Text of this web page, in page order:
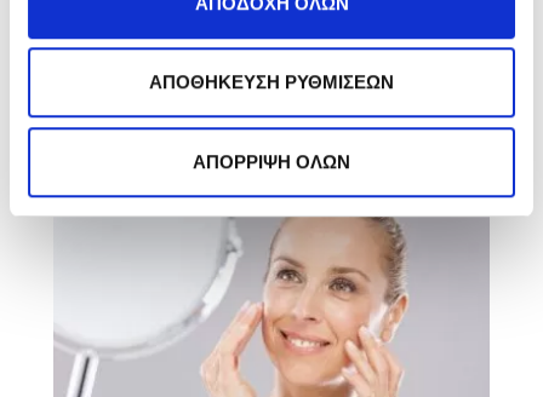
ΑΠΟΘΗΚΕΥΣΗ ΡΥΘΜΙΣΕΩΝ
ΑΠΟΡΡΙΨΗ ΟΛΩΝ
WHANT TO KNOW MORE
Αποδέχομαι τηνΠολιτική Απορρήτου
ΕΓΓΡΑΦΗ